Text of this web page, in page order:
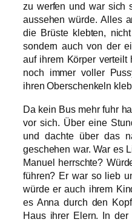
zu werfen und war sich
aussehen würde. Alles
die Brüste klebten,
sondern auch von der
auf ihrem Körper
noch immer voller
ihren Oberschenkeln
Da kein Bus mehr fuhr
vor sich. Über eine
und dachte über das
geschehen war. War es
Manuel herrschte?
führen? Er war so lieb
würde er auch ihrem
es Anna durch den
Haus ihrer Elern. In der